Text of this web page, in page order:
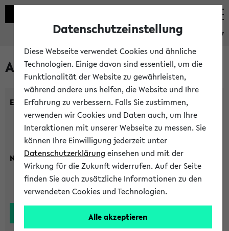
eKVV
Alle Lehrenden
Einrichtung:
Nachname:
Datenschutzeinstellung
Diese Webseite verwendet Cookies und ähnliche
Technologien. Einige davon sind essentiell, um die
Funktionalität der Website zu gewährleisten,
während andere uns helfen, die Website und Ihre
Erfahrung zu verbessern. Falls Sie zustimmen,
verwenden wir Cookies und Daten auch, um Ihre
Interaktionen mit unserer Webseite zu messen. Sie
können Ihre Einwilligung jederzeit unter
Datenschutzerklärung einsehen und mit der
Wirkung für die Zukunft widerrufen. Auf der Seite
finden Sie auch zusätzliche Informationen zu den
verwendeten Cookies und Technologien.
Alle akzeptieren